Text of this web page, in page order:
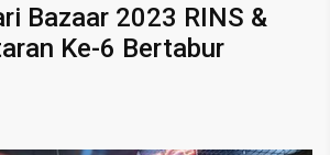
Bazaar 2023 RINS &
Ke-6 Bertabur